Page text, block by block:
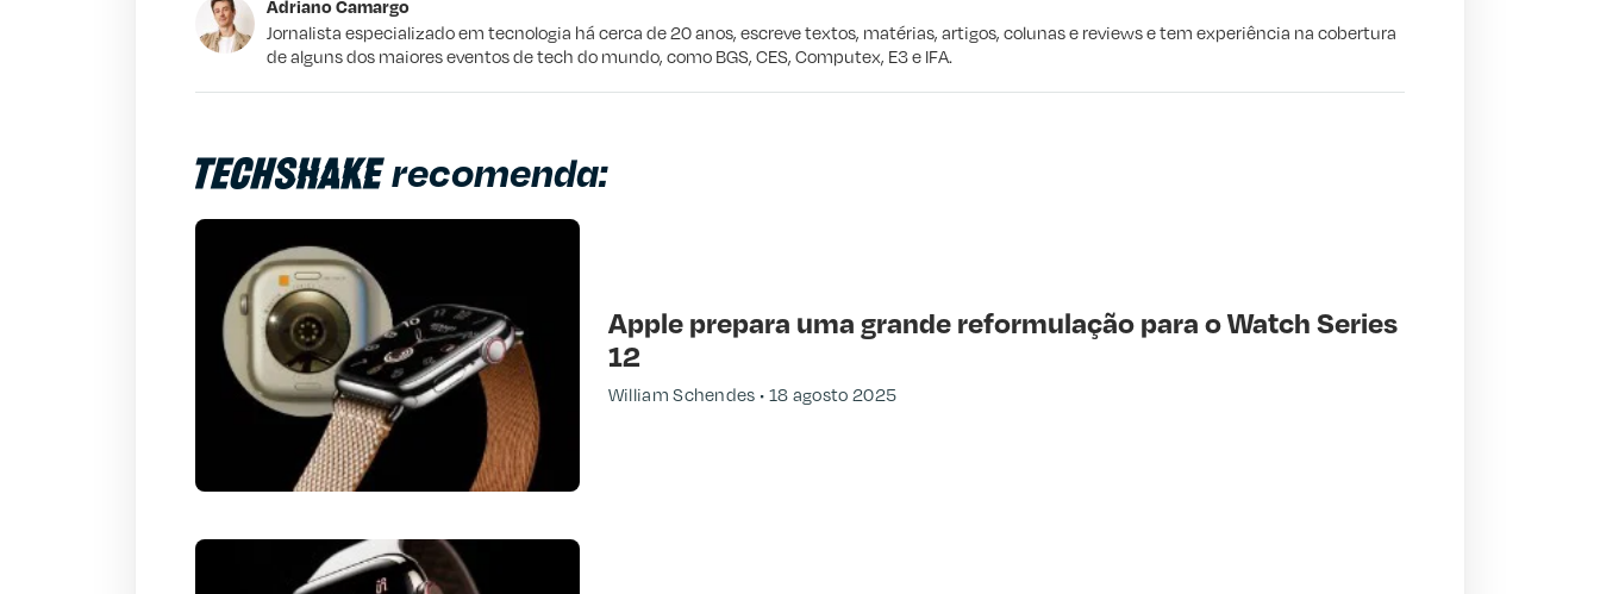
Este conteúdo não tem a informação que procuro
Adriano Camargo
Jornalista especializado em tecnologia há cerca de 20 anos, escreve textos, matérias, artigos, colunas e reviews e tem experiência na cobertura
de alguns dos maiores eventos de tech do mundo, como BGS, CES, Computex, E3 e IFA.
recomenda:
Apple prepara uma grande reformulação para o Watch Series
12
William Schendes 18 agosto 2025